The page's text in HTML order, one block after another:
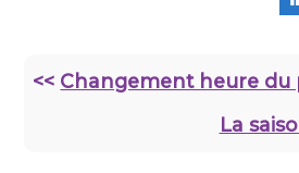
<< Changement heure du
La